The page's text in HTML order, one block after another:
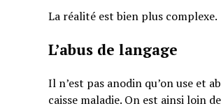
La réalité est bien plus complexe.
L’abus de langage
Il n’est pas anodin qu’on use et
caisse maladie. On est ainsi loin